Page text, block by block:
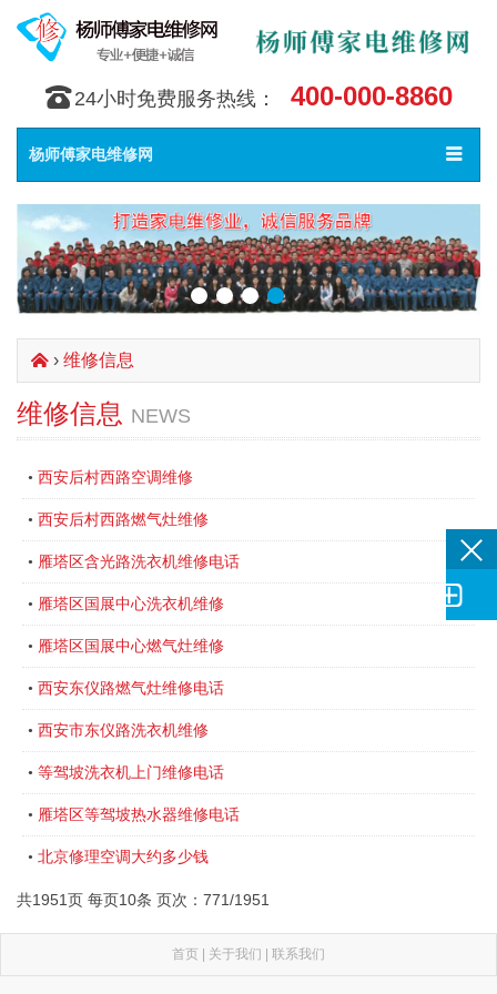
󰇯 24小时免费服务热线： 400-000-8860
Toggle
󰀥
杨师傅家电维修网
󰄫 › 维修信息
维修信息 NEWS
• 西安后村西路空调维修
• 西安后村西路燃气灶维修
• 雁塔区含光路洗衣机维修电话
• 雁塔区国展中心洗衣机维修
• 雁塔区国展中心燃气灶维修
• 西安东仪路燃气灶维修电话
• 西安市东仪路洗衣机维修
• 等驾坡洗衣机上门维修电话
• 雁塔区等驾坡热水器维修电话
• 北京修理空调大约多少钱
共1951页 每页10条 页次：771/1951
首页 | 关于我们 | 联系我们
